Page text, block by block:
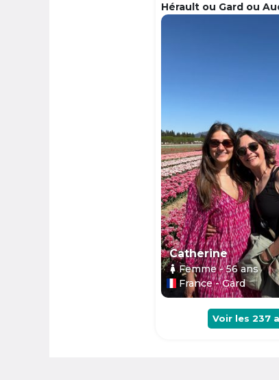
Hérault ou Gard ou
Catherine
Femme- 56ans
France - Gard
Voir les 237